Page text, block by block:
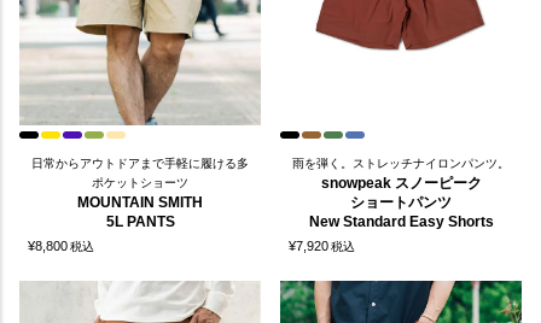
日常からアウトドアまで手軽に履ける多
ポケットショーツ
MOUNTAIN SMITH
5L PANTS
¥8,800税込
雨を弾く。ストレッチナイロンパンツ。
snowpeak スノーピーク
ショートパンツ
New Standard Easy Shorts
¥7,920税込